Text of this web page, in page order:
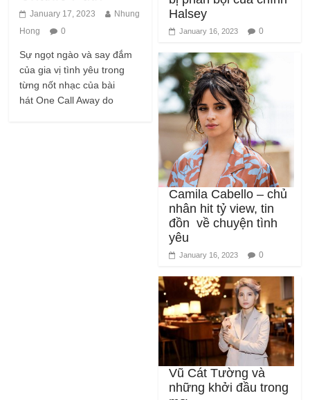
Sự ngọt ngào và say đắm
từng nốt nhạc của bài
hát One Call Away do
January 16, 2023 0
Camila Cabello – chủ
nhân hit tỷ view, tin
đồn về chuyện tình
yêu
January 16, 2023 0
Vũ Cát Tường và
những khởi đầu trong
mơ
January 15, 2023 0